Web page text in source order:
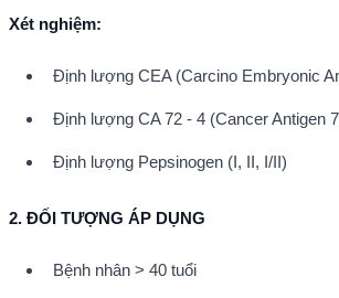
Xét nghiệm:
Định lượng CEA (Carcino Embryonic
Định lượng CA 72 - 4 (Cancer Antigen
Định lượng Pepsinogen (I, II, I/II)
2. ĐỐI TƯỢNG ÁP DỤNG
Bệnh nhân > 40 tuổi